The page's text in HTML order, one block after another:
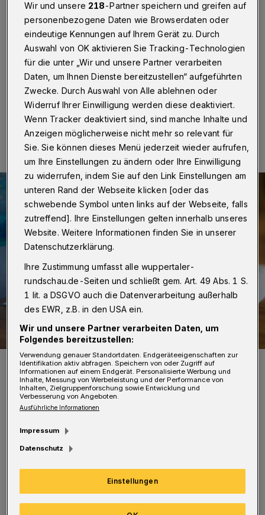
Wuppertal·Mit Stichtag 1.8. 2020 soll in Wuppertal
auch das zweite Kindergartenjahr für die Eltern
beitragsfrei werden. Wenn die Politik dem zustimmt,
müssen Eltern für die letzten beiden Kindergartenjahre
vor der Einschulung keine Beiträge mehr zahlen. Die
Entscheidung fällt in der Stadtrats-Sitzung am 22. Juni.
08.06.2020 , 09:06 Uhr Eine Minute Lesezeit
Symbolbild.
Foto: Evgeni Tcherkasski auf Pixabay
„Wir haben die Erfahrung gemacht, dass der
Kindergarten eine immer größere Rolle bei
Erziehung und Bildung bekommen hat,“ sagt
Jugenddezernent Stefan Kühn, „deshalb ist es
Wir und unsere 218-Partner speichern und greifen auf
personenbezogene Daten wie Browserdaten oder
eindeutige Kennungen auf Ihrem Gerät zu. Durch
Auswahl von OK aktivieren Sie Tracking-Technologien
für die unter „Wir und unsere Partner verarbeiten
Daten, um Ihnen Dienste bereitzustellen“ aufgeführten
Zwecke. Durch Auswahl von Alle ablehnen oder
Widerruf Ihrer Einwilligung werden diese deaktiviert.
Wenn Tracker deaktiviert sind, sind manche Inhalte und
Anzeigen möglicherweise nicht mehr so relevant für
Sie. Sie können dieses Menü jederzeit wieder aufrufen,
um Ihre Einstellungen zu ändern oder Ihre Einwilligung
zu widerrufen, indem Sie auf den Link Einstellungen am
unteren Rand der Webseite klicken [oder das
schwebende Symbol unten links auf der Webseite, falls
zutreffend]. Ihre Einstellungen gelten innerhalb unseres
Website. Weitere Informationen finden Sie in unserer
Datenschutzerklärung.
Ihre Zustimmung umfasst alle wuppertaler-
rundschau.de-Seiten und schließt gem. Art. 49 Abs. 1 S.
1 lit. a DSGVO auch die Datenverarbeitung außerhalb
des EWR, z.B. in den USA ein.
Wir und unsere Partner verarbeiten Daten, um
Folgendes bereitzustellen:
Verwendung genauer Standortdaten. Endgeräteeigenschaften zur
Identifikation aktiv abfragen. Speichern von oder Zugriff auf
Informationen auf einem Endgerät. Personalisierte Werbung und
Inhalte, Messung von Werbeleistung und der Performance von
Inhalten, Zielgruppenforschung sowie Entwicklung und
Verbesserung von Angeboten.
Ausführliche Informationen
Impressum
Datenschutz
Einstellungen